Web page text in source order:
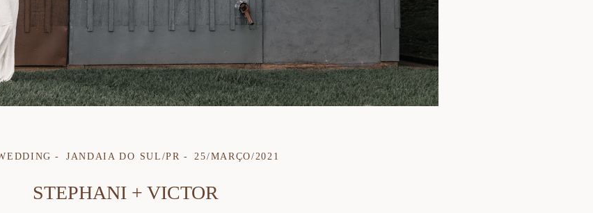
JANDAIA DO SUL/PR 25/MARÇO/2021
STEPHANI + VICTOR